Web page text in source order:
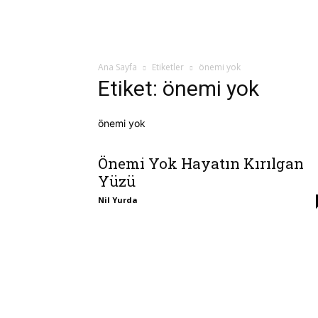
Ana Sayfa Etiketler önemi yok
Etiket: önemi yok
önemi yok
Önemi Yok Hayatın Kırılgan
Yüzü
Nil Yurda